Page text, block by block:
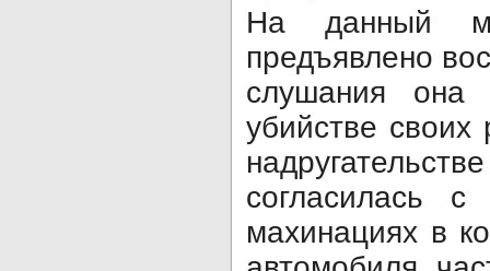
На данный
предъявлено
слушания она
убийстве
согласилась
махинациях в